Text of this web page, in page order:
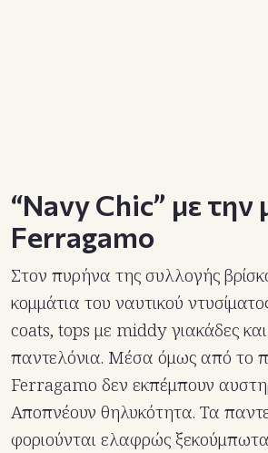
“Navy Chic” με την
Ferragamo
Στον πυρήνα της συλλογής
κομμάτια του ναυτικού
coats, tops με middy γιακάδες
παντελόνια. Μέσα όμως από το
Ferragamo δεν εκπέμπουν
Αποπνέουν θηλυκότητα. Τα
φοριούνται ελαφρώς